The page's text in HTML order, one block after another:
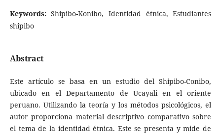
Keywords:Shipibo-Konibo, Identidad étnica, Estudiantes
shipibo
Abstract
Este artículo se basa en un estudio del Shipibo-Conibo,
ubicado en el Departamento de Ucayali en el oriente
peruano. Utilizando la teoría y los métodos psicológicos, el
autor proporciona material descriptivo comparativo sobre
el tema de la identidad étnica. Este se presenta y mide de